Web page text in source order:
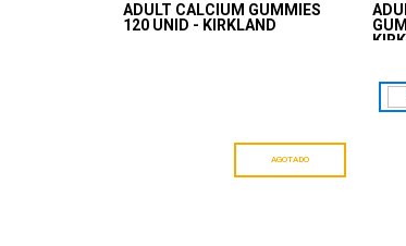
ADULT CALCIUM GUMMIES
120 UNID - KIRKLAND
AGOTADO